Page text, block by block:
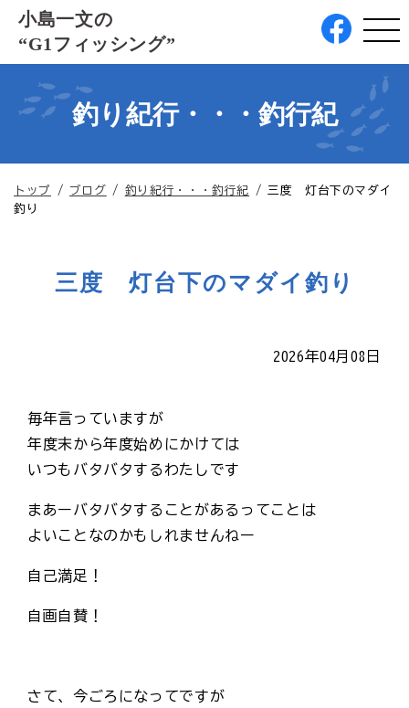
このページの本文へ
小島一文の
“G1フィッシング”
釣り紀行・・・釣行紀
現
在
トップ / ブログ / 釣り紀行・・・釣行紀 / 三度 灯台下のマダイ
釣り
三度 灯台下のマダイ釣り
2026年04月08日
毎年言っていますが
年度末から年度始めにかけては
いつもバタバタするわたしです
まあーバタバタすることがあるってことは
よいことなのかもしれませんねー
自己満足！
自画自賛！
さて、今ごろになってですが